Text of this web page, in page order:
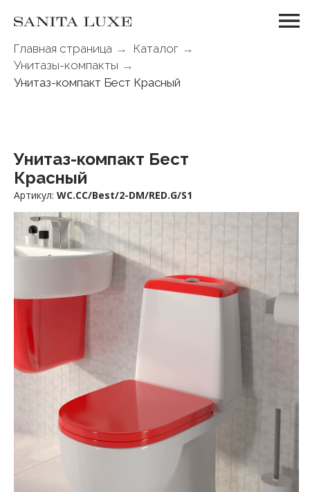
Главная страница → Каталог →
Унитазы-компакты →
Унитаз-компакт Бест Красный
Унитаз-компакт Бест
Красный
Артикул: WC.CC/Best/2-DM/RED.G/S1